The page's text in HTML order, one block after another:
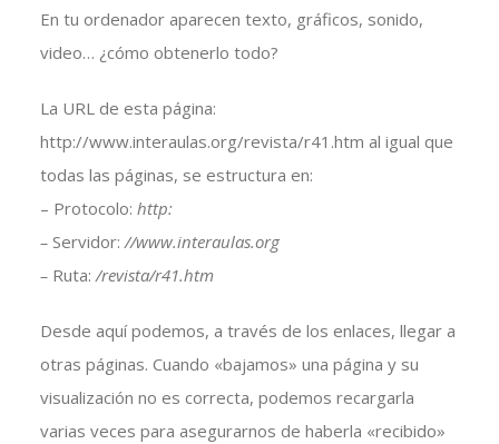
En tu ordenador aparecen texto, gráficos, sonido,
video… ¿cómo obtenerlo todo?
La URL de esta página:
http://www.interaulas.org/revista/r41.htm al igual que
todas las páginas, se estructura en:
– Protocolo: http:
– Servidor://www.interaulas.org
– Ruta:/revista/r41.htm
Desde aquí podemos, a través de los enlaces, llegar a
otras páginas. Cuando «bajamos» una página y su
visualización no es correcta, podemos recargarla
varias veces para asegurarnos de haberla «recibido»